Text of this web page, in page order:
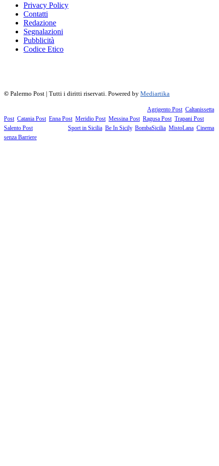
Privacy Policy
Contatti
Redazione
Segnalazioni
Pubblicità
Codice Etico
© Palermo Post | Tutti i diritti riservati. Powered by Mediartika
Agrigento Post, Caltanissetta
Post, Catania Post, Enna Post, Meridio Post, Messina Post, Ragusa Post, Trapani Post,
Salento Post. I siti tematici: Sport in Sicilia Be In Sicily, BombaSicilia MistoLana Cinema
senza Barriere